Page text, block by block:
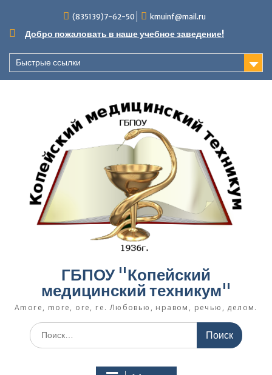
содержимому
(835139)7-62-50 kmuinf@mail.ru
Добро пожаловать в наше учебное заведение!
Быстрые ссылки
ГБПОУ "Копейский
медицинский техникум"
Amore, more, ore, re. Любовью, нравом, речью, делом.
Поиск
по: